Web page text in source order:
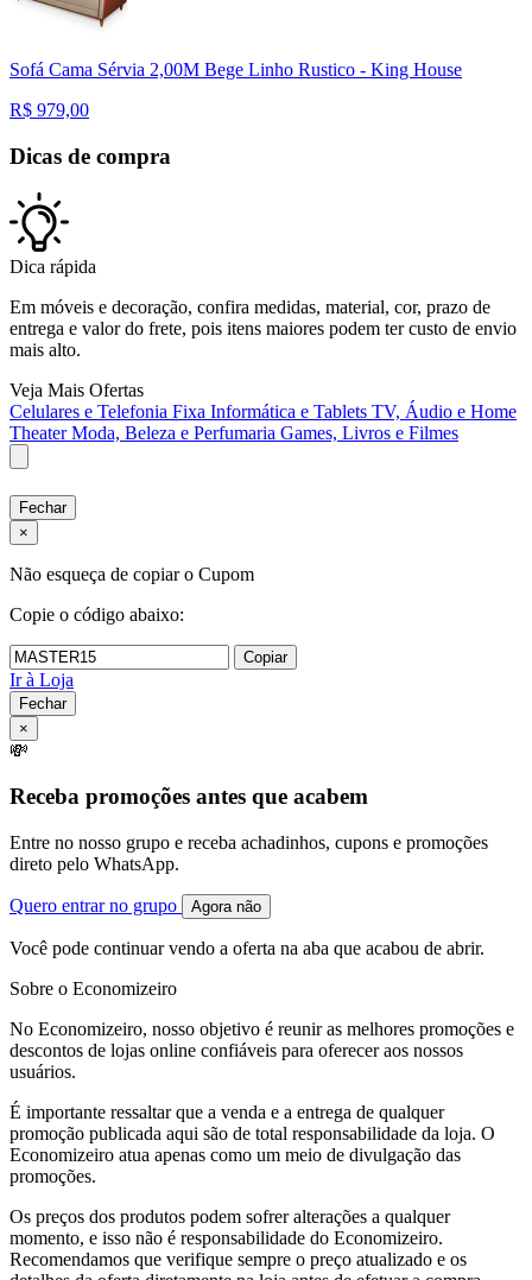
Sofá Cama Sérvia 2,00M Bege Linho Rustico - King House
R$ 979,00
Dicas de compra
Dica rápida
Em móveis e decoração, confira medidas, material, cor, prazo de
entrega e valor do frete, pois itens maiores podem ter custo de envio
mais alto.
Veja Mais Ofertas
Celulares e Telefonia Fixa Informática e Tablets TV, Áudio e Home
TheaterModa, Beleza e Perfumaria Games, Livros e Filmes
Fechar
×
Não esqueça de copiar o Cupom
Copie o código abaixo:
Copiar
Ir à Loja
Fechar
×
💸
Receba promoções antes que acabem
Entre no nosso grupo e receba achadinhos, cupons e promoções
direto pelo WhatsApp.
Quero entrar no grupo Agora não
Você pode continuar vendo a oferta na aba que acabou de abrir.
Sobre o Economizeiro
No Economizeiro, nosso objetivo é reunir as melhores promoções e
descontos de lojas online confiáveis para oferecer aos nossos
usuários.
É importante ressaltar que a venda e a entrega de qualquer
promoção publicada aqui são de total responsabilidade da loja. O
Economizeiro atua apenas como um meio de divulgação das
promoções.
Os preços dos produtos podem sofrer alterações a qualquer
momento, e isso não é responsabilidade do Economizeiro.
Recomendamos que verifique sempre o preço atualizado e os